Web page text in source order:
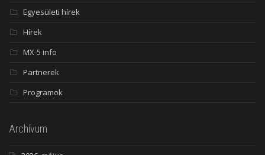
Egyesületi hírek
Hírek
MX-5 info
Partnerek
Programok
Archívum